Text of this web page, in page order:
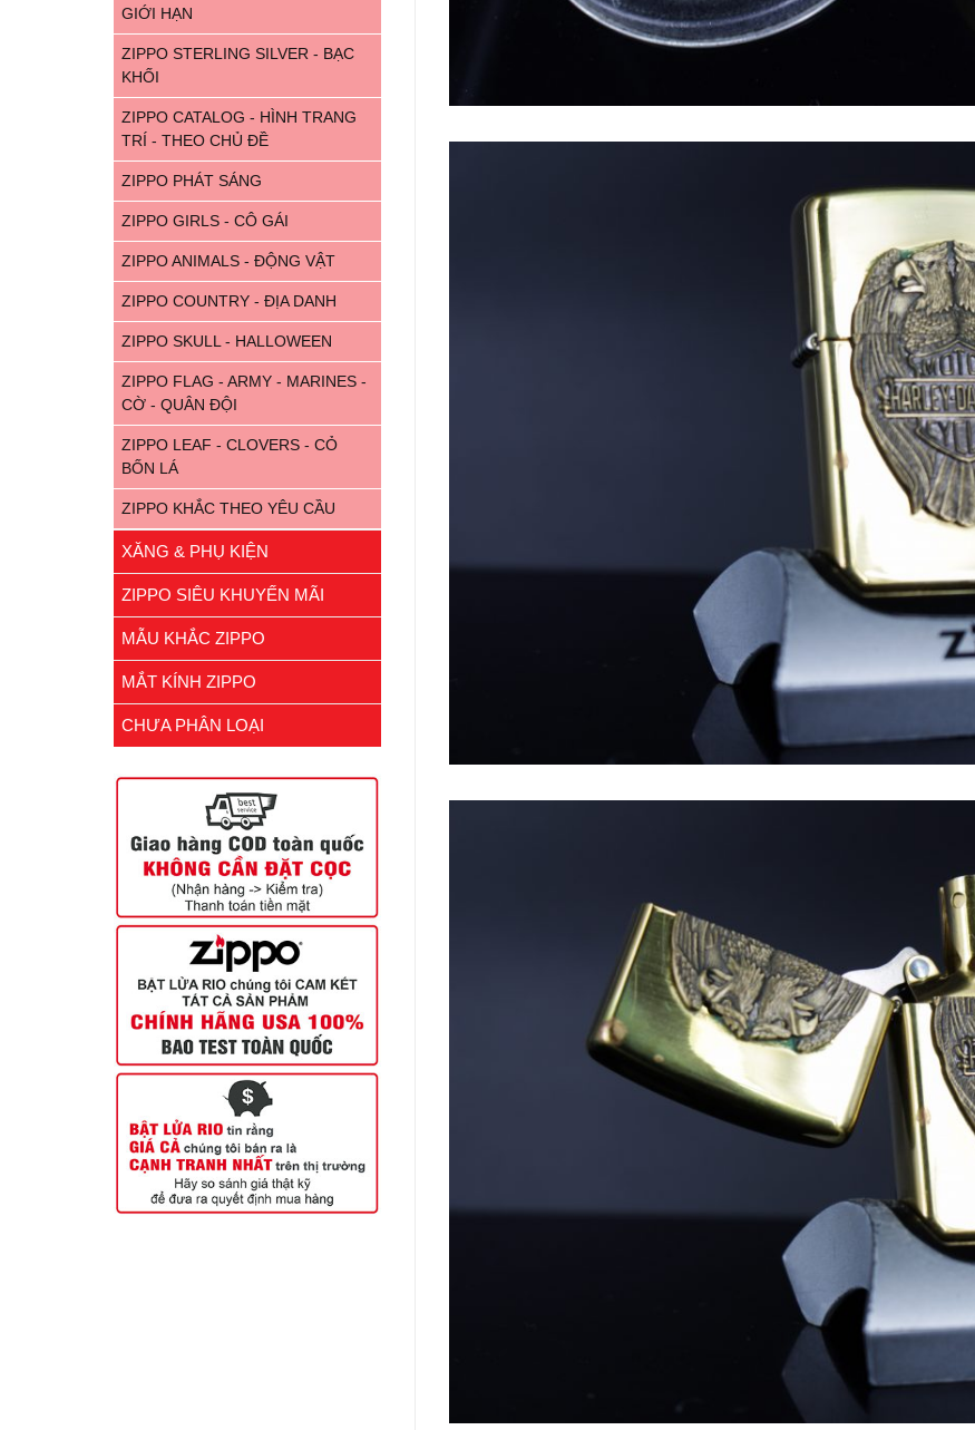
GIỚI HẠN
ZIPPO STERLING SILVER - BẠC
KHỐI
ZIPPO CATALOG - HÌNH TRANG
TRÍ - THEO CHỦ ĐỀ
ZIPPO PHÁT SÁNG
ZIPPO GIRLS - CÔ GÁI
ZIPPO ANIMALS - ĐỘNG VẬT
ZIPPO COUNTRY - ĐỊA DANH
ZIPPO SKULL - HALLOWEEN
ZIPPO FLAG - ARMY - MARINES -
CỜ - QUÂN ĐỘI
ZIPPO LEAF - CLOVERS - CỎ
BỐN LÁ
ZIPPO KHẮC THEO YÊU CẦU
XĂNG & PHỤ KIỆN
ZIPPO SIÊU KHUYẾN MÃI
MẪU KHẮC ZIPPO
MẮT KÍNH ZIPPO
CHƯA PHÂN LOẠI